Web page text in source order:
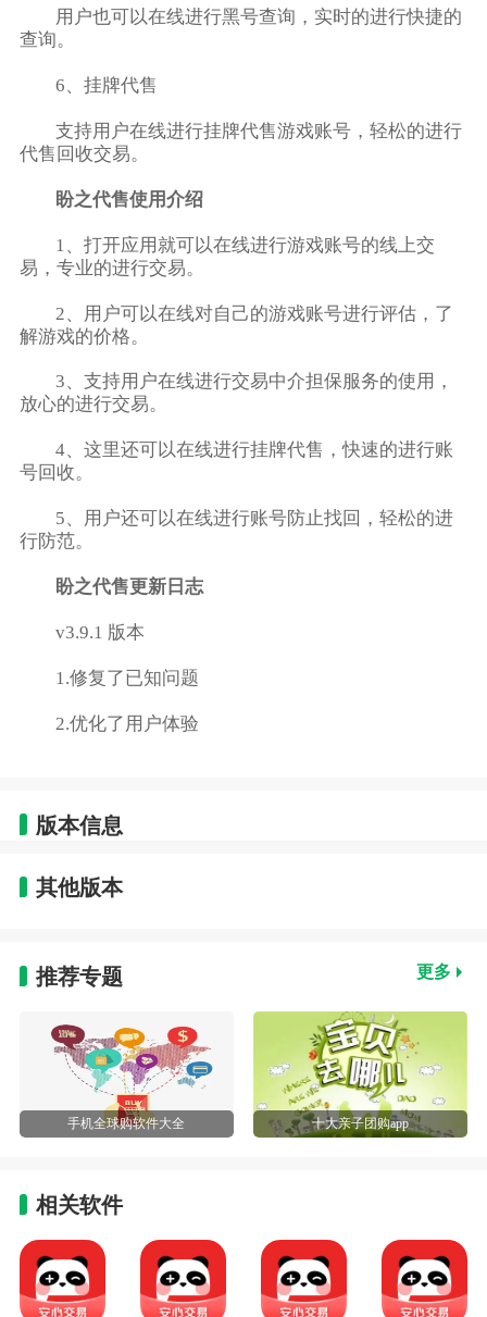
用户也可以在线进行黑号查询，实时的进行快捷的
查询。
6、挂牌代售
支持用户在线进行挂牌代售游戏账号，轻松的进行
代售回收交易。
盼之代售使用介绍
1、打开应用就可以在线进行游戏账号的线上交
易，专业的进行交易。
2、用户可以在线对自己的游戏账号进行评估，了
解游戏的价格。
3、支持用户在线进行交易中介担保服务的使用，
放心的进行交易。
4、这里还可以在线进行挂牌代售，快速的进行账
号回收。
5、用户还可以在线进行账号防止找回，轻松的进
行防范。
盼之代售更新日志
v3.9.1 版本
1.修复了已知问题
2.优化了用户体验
版本信息
其他版本
推荐专题 更多
手机全球购软件大全 十大亲子团购app
相关软件